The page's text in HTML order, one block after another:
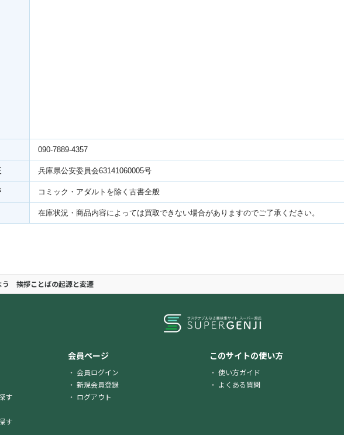
090-7889-4357
兵庫県公安委員会63141060005号
コミック・アダルトを除く古書全般
在庫状況・商品内容によっては買取できない場合がありますのでご了承ください。
う 挨拶ことばの起源と変遷
す
す
会員ページ
会員ログイン
新規会員登録
ログアウト
このサイトの使い方
使い方ガイド
よくある質問